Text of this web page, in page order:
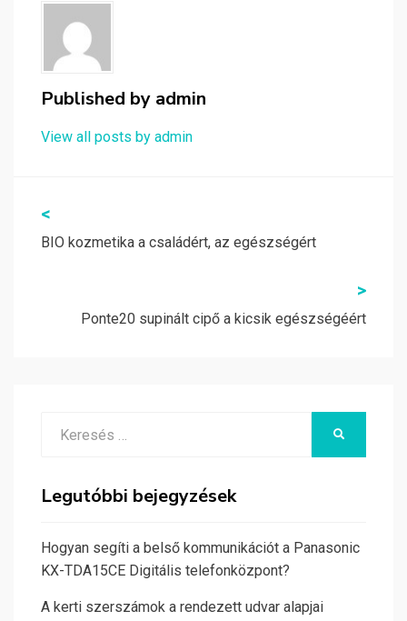
Published by admin
View all posts by admin
Bejegyzés
navigáció
<
BIO kozmetika a családért, az egészségért
>
Ponte20 supinált cipő a kicsik egészségéért
Legutóbbi bejegyzések
Hogyan segíti a belső kommunikációt a Panasonic
KX-TDA15CE Digitális telefonközpont?
A kerti szerszámok a rendezett udvar alapjai